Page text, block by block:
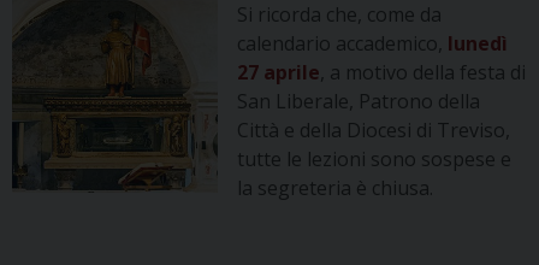
Si ricorda che, come da
calendario accademico, lunedì
27 aprile, a motivo della festa di
San Liberale, Patrono della
Città e della Diocesi di Treviso,
tutte le lezioni sono sospese e
la segreteria è chiusa.